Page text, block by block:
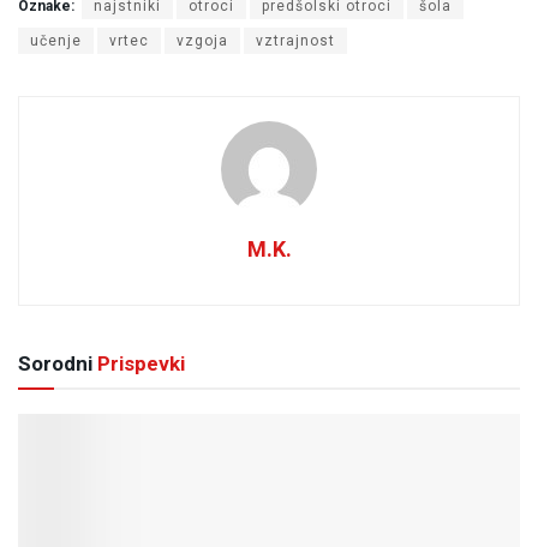
Oznake: najstniki otroci predšolski otroci šola
učenje vrtec vzgoja vztrajnost
M.K.
Sorodni Prispevki